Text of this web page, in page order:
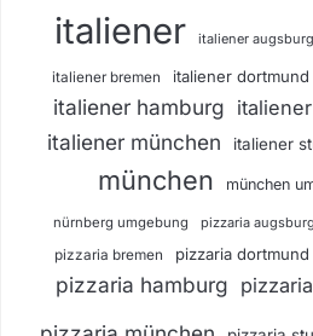
italiener italiener augsburg
italiener bremen italiener dortmund
italiener hamburg
italiener münchen italiener
münchen münchen
nürnberg umgebung pizzaria augsburg
pizzaria bremen pizzaria dortmund
pizzaria hamburg